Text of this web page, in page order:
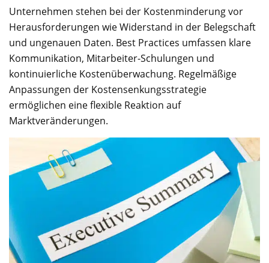
Unternehmen stehen bei der Kostenminderung vor
Herausforderungen wie Widerstand in der Belegschaft
und ungenauen Daten. Best Practices umfassen klare
Kommunikation, Mitarbeiter-Schulungen und
kontinuierliche Kostenüberwachung. Regelmäßige
Anpassungen der Kostensenkungsstrategie
ermöglichen eine flexible Reaktion auf
Marktveränderungen.